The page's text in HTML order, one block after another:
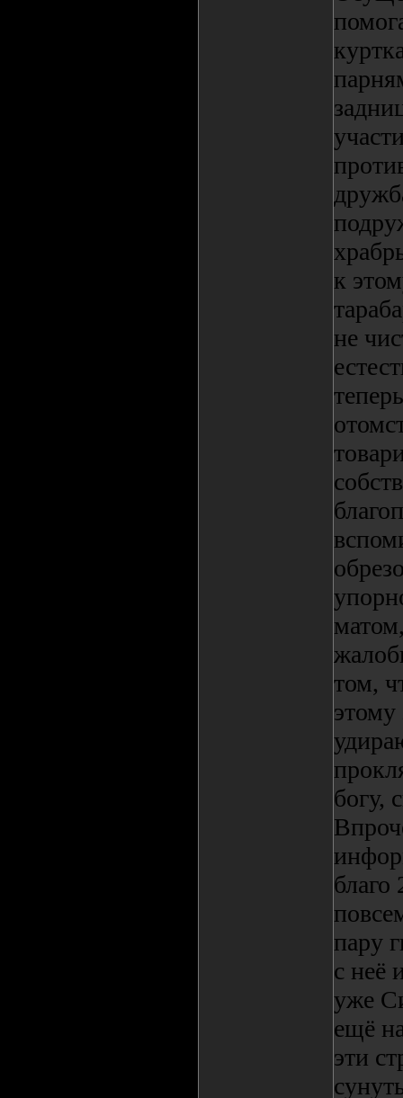
к
не
том,
этому
богу,
благо
пару
с неё
уже
ещё
эти